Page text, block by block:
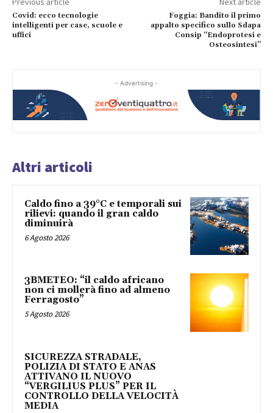
Covid: ecco tecnologie
intelligenti per case, scuole e
uffici
Foggia: Bandito il primo
appalto specifico sullo Sdapa
Consip “Endoprotesi e
Osteosintesi”
- Advertising -
Altri articoli
Caldo fino a 39°C e temporali sui
rilievi: quando il gran caldo
diminuirà
6 Agosto 2026
3BMETEO: “il caldo africano
non ci mollerà fino ad almeno
Ferragosto”
5 Agosto 2026
SICUREZZA STRADALE,
POLIZIA DI STATO E ANAS
ATTIVANO IL NUOVO
“VERGILIUS PLUS” PER IL
CONTROLLO DELLA VELOCITÀ
MEDIA